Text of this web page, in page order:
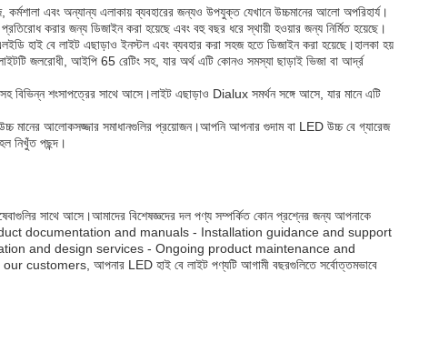
এবং অন্যান্য এলাকায় ব্যবহারের জন্যও উপযুক্ত যেখানে উচ্চমানের আলো অপরিহার্য।
করার জন্য ডিজাইন করা হয়েছে এবং বহু বছর ধরে স্থায়ী হওয়ার জন্য নির্মিত হয়েছে।
হাই বে লাইট এছাড়াও ইনস্টল এবং ব্যবহার করা সহজ হতে ডিজাইন করা হয়েছে।হালকা হয়
জলরোধী, আইপি 65 রেটিং সহ, যার অর্থ এটি কোনও সমস্যা ছাড়াই ভিজা বা আর্দ্র
বিভিন্ন শংসাপত্রের সাথে আসে।লাইট এছাড়াও Dialux সমর্থন সঙ্গে আসে, যার মানে এটি
উচ্চ মানের আলোকসজ্জার সমাধানগুলির প্রয়োজন।আপনি আপনার গুদাম বা LED উচ্চ বে গ্যারেজ
নিখুঁত পছন্দ।
সাথে আসে।আমাদের বিশেষজ্ঞদের দল পণ্য সম্পর্কিত কোন প্রশ্নের জন্য আপনাকে
- Product documentation and manuals - Installation guidance and support
and design services - Ongoing product maintenance and
আপনার LED হাই বে লাইট পণ্যটি আগামী বছরগুলিতে সর্বোত্তমভাবে